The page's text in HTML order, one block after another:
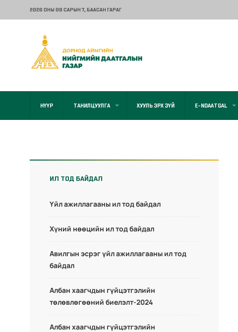
2026 ОНЫ 08 САРЫН 7, БААСАН ГАРАГ
НҮҮР ТАНИЛЦУУЛГА ХУУЛЬ ЭРХ ЗҮЙ E-NDAATGAL
ИЛ ТОД БАЙДАЛ
Үйл ажиллагааны ил тод байдал
Хүний нөөцийн ил тод байдал
Авилгын эсрэг үйл ажиллагааны ил тод
байдал
Албан хаагчдын гүйцэтгэлийн
төлөвлөгөөний биелэлт-2024
Албан хаагчдын гүйцэтгэлийн